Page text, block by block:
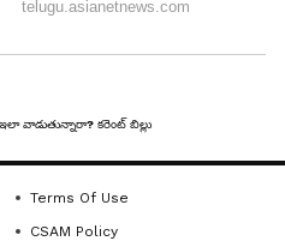
Terms Of Use
CSAM Policy